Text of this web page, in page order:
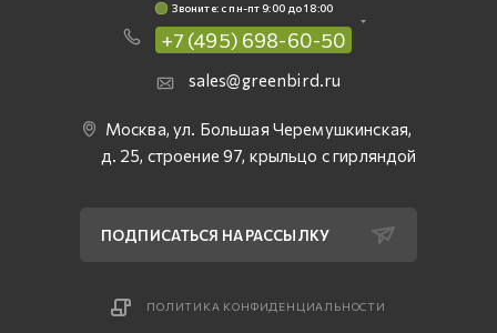
Звоните: c пн-пт 9:00 до 18:00
+7 (495) 698-60-50
sales@greenbird.ru
Москва, ул. Большая Черемушкинская,
д. 25, строение 97, крыльцо с гирляндой
ПОДПИСАТЬСЯ НА РАССЫЛКУ
ПОЛИТИКА КОНФИДЕНЦИАЛЬНОСТИ